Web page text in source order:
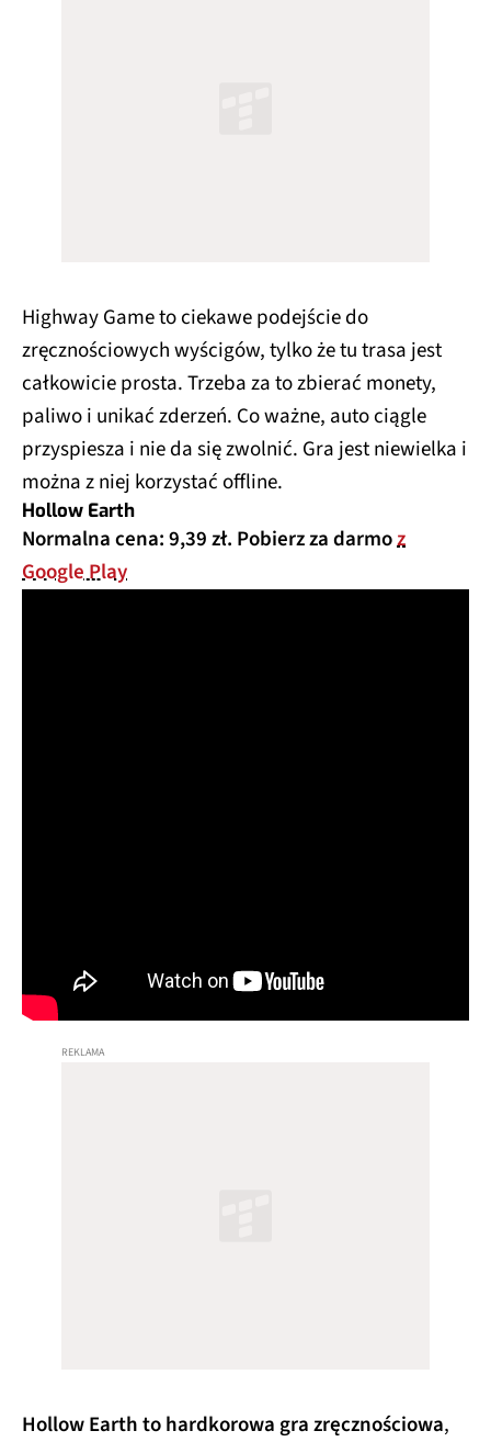
Highway Game to ciekawe podejście do
zręcznościowych wyścigów, tylko że tu trasa jest
całkowicie prosta. Trzeba za to zbierać monety,
paliwo i unikać zderzeń. Co ważne, auto ciągle
przyspiesza i nie da się zwolnić. Gra jest niewielka i
można z niej korzystać offline.
Hollow Earth
Normalna cena: 9,39 zł. Pobierz za darmoz
Google Play
Hollow Earth to hardkorowa gra zręcznościowa,